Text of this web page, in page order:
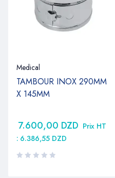
Medical
TAMBOUR INOX 290MM
X 145MM
7.600,00 DZD Prix HT
: 6.386,55 DZD